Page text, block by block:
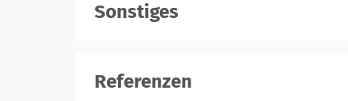
Sonstiges
Referenzen